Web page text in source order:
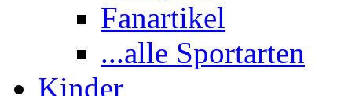
Fanartikel
...alle Sportarten
Kinder